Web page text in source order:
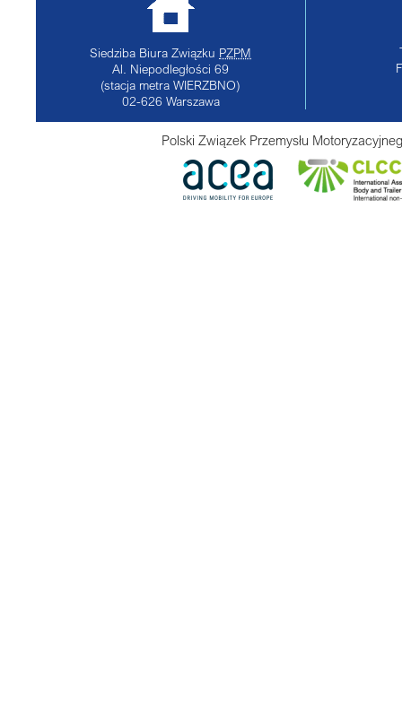
Siedziba Biura Związku PZPM
Al. Niepodległości 69
(stacja metra WIERZBNO)
02-626 Warszawa
Polski Związek Przemysłu